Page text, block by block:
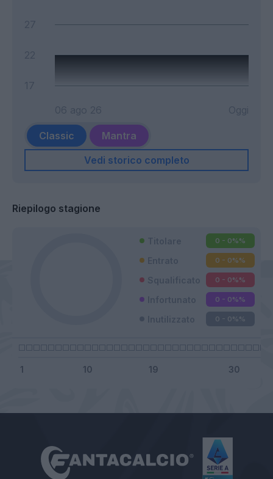
Classic
Mantra
Vedi storico completo
Riepilogo stagione
0 - 0%%
0 - 0%%
0 - 0%%
0 - 0%%
0 - 0%%